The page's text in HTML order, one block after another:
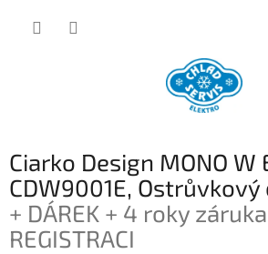
Ciarko Design MONO W
CDW9001E,
+ DÁREK + 4 roky
REGISTRACI